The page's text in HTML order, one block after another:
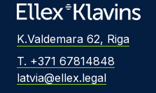
K.Valdemara 62, Riga
T. +371 67814848
latvia@ellex.legal